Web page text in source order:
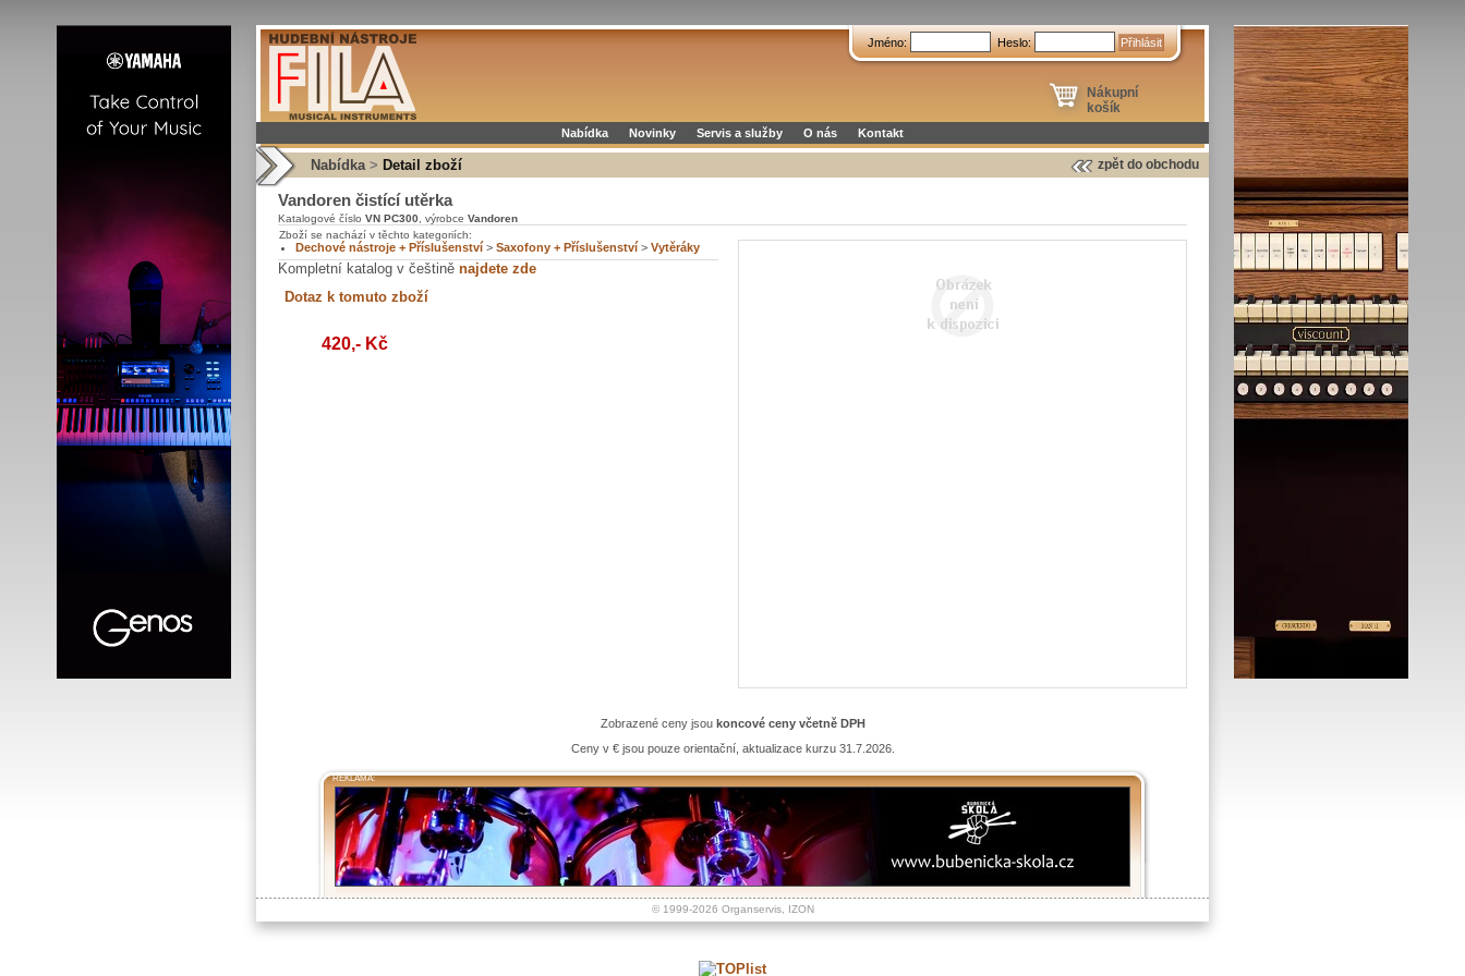
Nákupní
košík
Jméno: Heslo:
Nabídka Novinky Servis a služby O nás Kontakt
Nabídka > Detail zboží zpět do obchodu
Vandoren čistící utěrka
Katalogové číslo VN PC300 , výrobce Vandoren
Zboží se nachází v těchto kategoriích:
Dechové nástroje + Příslušenství > Saxofony + Příslušenství > Vytěráky
Kompletní katalog v češtině najdete zde
420,- Kč
Zobrazené ceny jsou koncové ceny včetně DPH
Ceny v € jsou pouze orientační, aktualizace kurzu 31.7.2026.
REKLAMA:
© 1999-2026 Organservis, IZON